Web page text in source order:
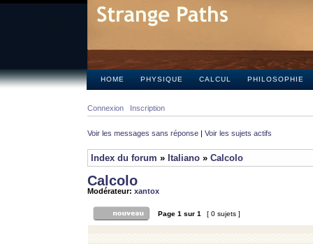
HOME PHYSIQUE CALCUL PHILOSOPHIE
Connexion Inscription
Voir les messages sans réponse | Voir les sujets actifs
Index du forum » Italiano » Calcolo
Calcolo
Modérateur: xantox
Page 1 sur 1 [ 0 sujets ]